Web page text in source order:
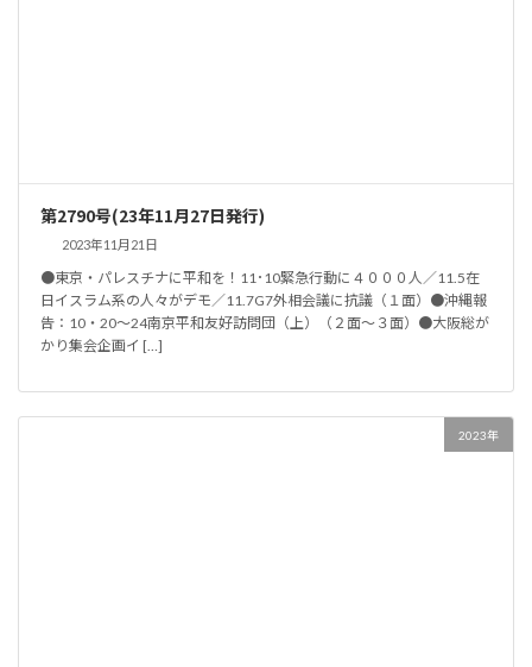
第2790号(23年11月27日発行)
2023年11月21日
●東京・パレスチナに平和を！11･10緊急行動に４０００人／11.5在
日イスラム系の人々がデモ／11.7G7外相会議に抗議（１面）●沖縄報
告：10・20～24南京平和友好訪問団（上）（２面～３面）●大阪総が
かり集会企画イ […]
2023年